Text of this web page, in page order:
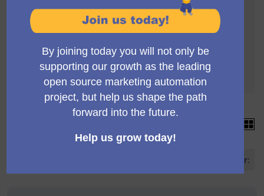
La recogida de apoyos se rige por las siguientes
normas:
Para ser validadas, las propuestas deben llegar a
un mínimo de 4 apoyos
Cada propuesta puede acumular más de 4
apoyos
Ordenar propuestas por: